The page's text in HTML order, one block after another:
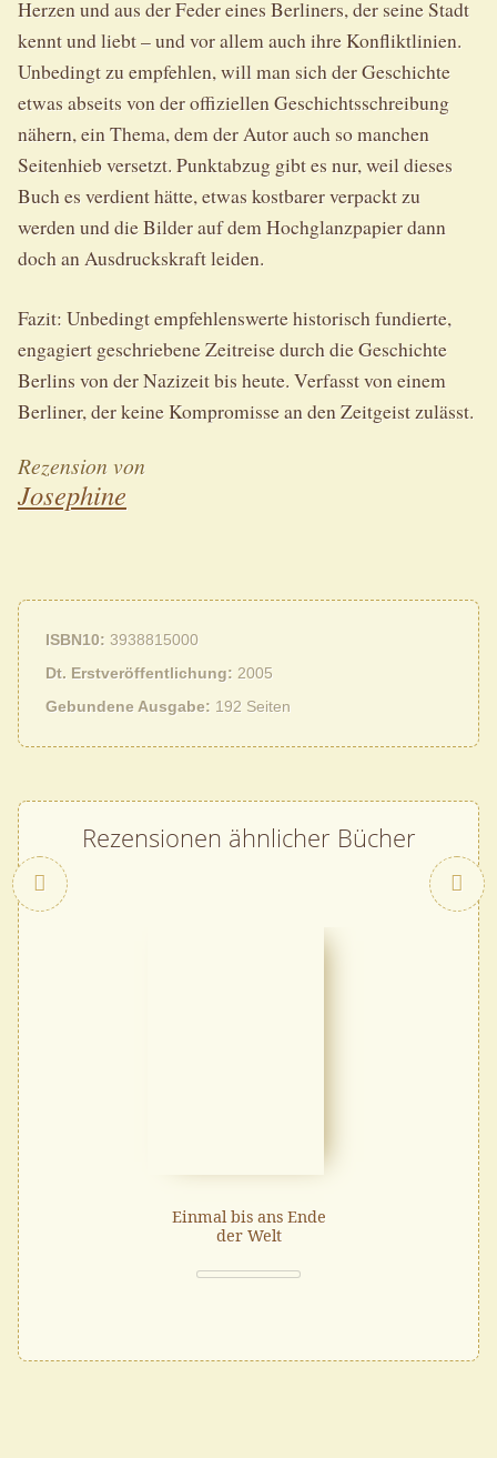
Herzen und aus der Feder eines Berliners, der seine Stadt
kennt und liebt – und vor allem auch ihre Konfliktlinien.
Unbedingt zu empfehlen, will man sich der Geschichte
etwas abseits von der offiziellen Geschichtsschreibung
nähern, ein Thema, dem der Autor auch so manchen
Seitenhieb versetzt. Punktabzug gibt es nur, weil dieses
Buch es verdient hätte, etwas kostbarer verpackt zu
werden und die Bilder auf dem Hochglanzpapier dann
doch an Ausdruckskraft leiden.
Fazit: Unbedingt empfehlenswerte historisch fundierte,
engagiert geschriebene Zeitreise durch die Geschichte
Berlins von der Nazizeit bis heute. Verfasst von einem
Berliner, der keine Kompromisse an den Zeitgeist zulässt.
Rezension von
Josephine
ISBN10
3938815000
Dt. Erstveröffentlichung
2005
Gebundene Ausgabe
192 Seiten
Rezensionen ähnlicher Bücher
Einmal bis ans Ende
der Welt